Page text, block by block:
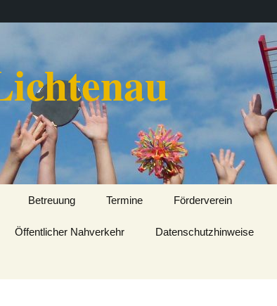
Betreuung Termine Förderverein
Aktivitäten und Projekte
Öffentlicher Nahverkehr Datenschutzhinweise